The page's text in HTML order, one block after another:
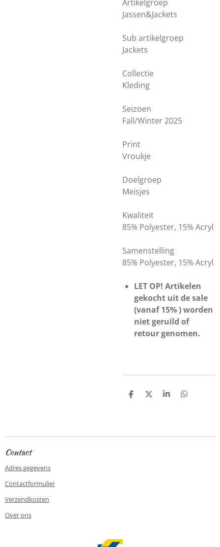
Artikelgroep
Jassen&Jackets
Sub artikelgroep
Jackets
Collectie
Kleding
Seizoen
Fall/Winter 2025
Print
Vroukje
Doelgroep
Meisjes
Kwaliteit
85% Polyester, 15% Acryl
Samenstelling
85% Polyester, 15% Acryl
LET OP! Artikelen
gekocht uit de sale
(vanaf 15% ) worden
niet geruild of
retour genomen.
D
D
S
D
Contact
Adres gegevens
Contactformulier
Verzendkosten
Over ons